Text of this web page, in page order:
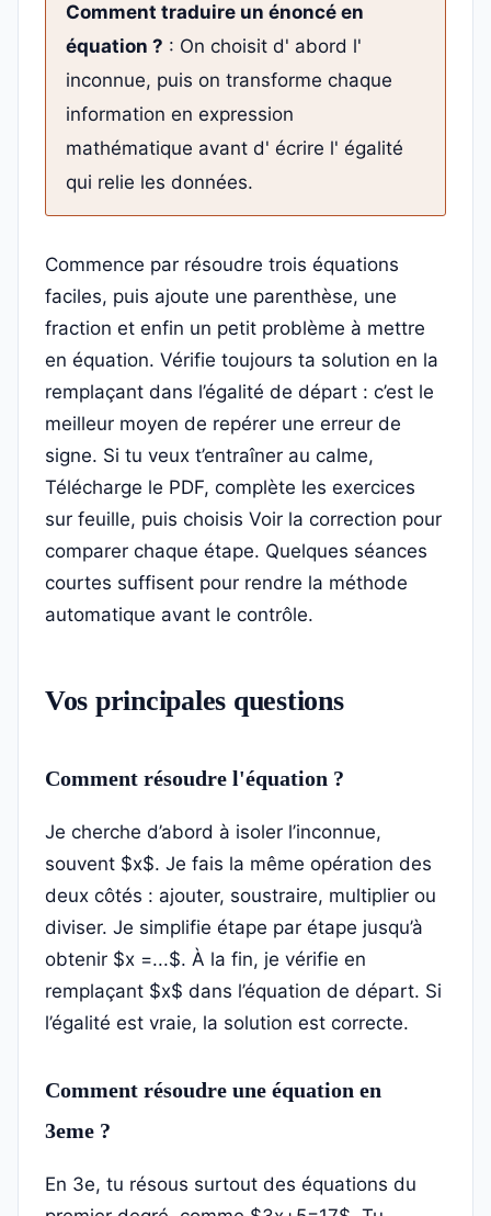
Comment traduire un énoncé en
équation ? : On choisit d' abord l'
inconnue, puis on transforme chaque
information en expression
mathématique avant d' écrire l' égalité
qui relie les données.
Commence par résoudre trois équations
faciles, puis ajoute une parenthèse, une
fraction et enfin un petit problème à mettre
en équation. Vérifie toujours ta solution en la
remplaçant dans l’égalité de départ : c’est le
meilleur moyen de repérer une erreur de
signe. Si tu veux t’entraîner au calme,
Télécharge le PDF, complète les exercices
sur feuille, puis choisis Voir la correction pour
comparer chaque étape. Quelques séances
courtes suffisent pour rendre la méthode
automatique avant le contrôle.
Vos principales questions
Comment résoudre l'équation ?
Je cherche d’abord à isoler l’inconnue,
souvent $x$. Je fais la même opération des
deux côtés : ajouter, soustraire, multiplier ou
diviser. Je simplifie étape par étape jusqu’à
obtenir $x =...$. À la fin, je vérifie en
remplaçant $x$ dans l’équation de départ. Si
l’égalité est vraie, la solution est correcte.
Comment résoudre une équation en
3eme ?
En 3e, tu résous surtout des équations du